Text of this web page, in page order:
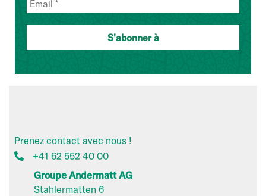
Prenez contact avec nous !
+41 62 552 40 00
Groupe Andermatt AG
Stahlermatten 6